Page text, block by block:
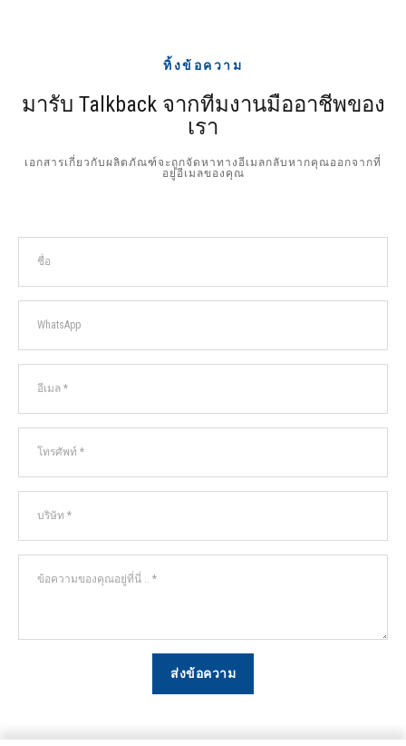
ทิ้งข้อความ
มารับ Talkback จากทีมงานมืออาชีพของ
เรา
เอกสารเกี่ยวกับผลิตภัณฑ์จะถูกจัดหาทางอีเมลกลับหากคุณออกจากที่
อยู่อีเมลของคุณ
ส่งข้อความ